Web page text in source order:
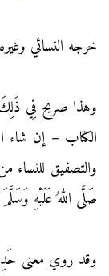
خرجه النسائي
وهذا صريح فِي
الكتاب – إن شاء
والتصفيق
صَلَّى اللهُ عَلَيْهِ
وقد روي معنى